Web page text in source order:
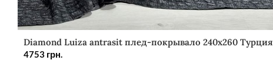
Diamond Luiza antrasit плед-покрывало 240х260 Турция
4753 грн.